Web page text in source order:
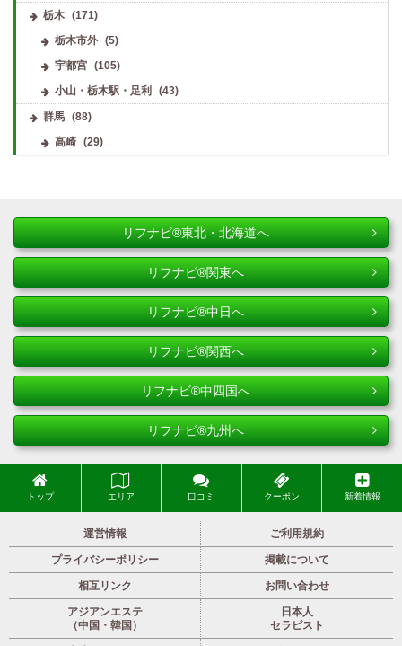
栃木 (171)
栃木市外
(5)
宇都宮
(105)
小山・栃木駅・足利
(43)
群馬 (88)
高崎
(29)
リフナビ®東北・北海道へ
リフナビ®関東へ
リフナビ®中日へ
リフナビ®関西へ
リフナビ®中四国へ
リフナビ®九州へ
トップ エリア 口コミ クーポン 新着情報
運営情報 ご利用規約
プライバシーポリシー 掲載について
相互リンク お問い合わせ
アジアンエステ
（中国・韓国）
日本人
セラピスト